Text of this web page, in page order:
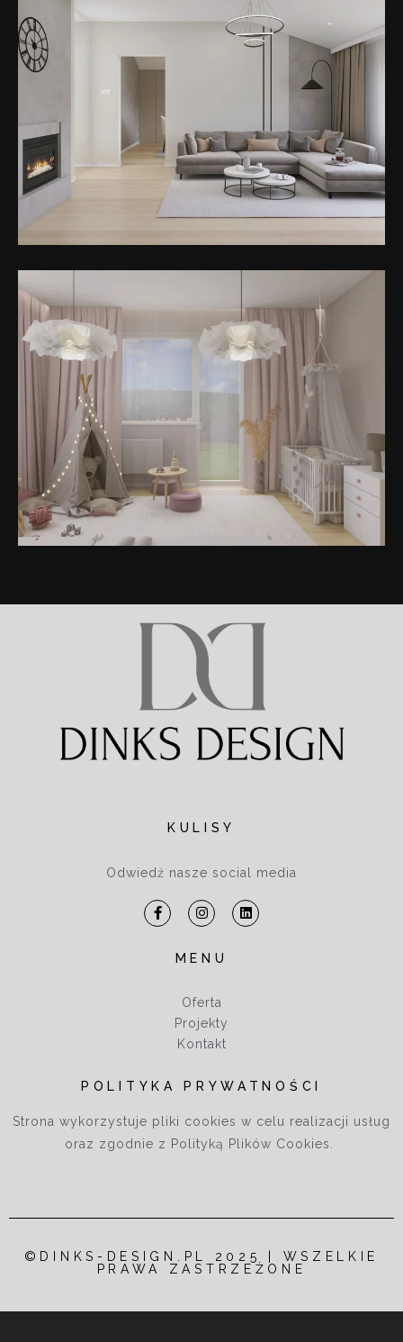
KULISY
Odwiedź nasze social media
MENU
Oferta
Projekty
Kontakt
POLITYKA PRYWATNOŚCI
Strona wykorzystuje pliki cookies w celu realizacji usług
oraz zgodnie z Polityką Plików Cookies.
©DINKS-DESIGN.PL 2025 | WSZELKIE
PRAWA ZASTRZEŻONE